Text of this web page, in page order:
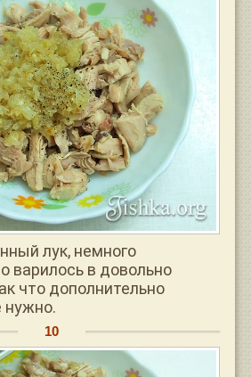
лук, немного
варилось в довольно
что дополнительно
нужно.